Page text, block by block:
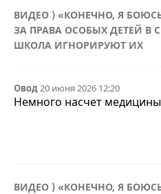
ВИДЕО ⟩ «КОНЕЧНО, Я
ЗА ПРАВА ОСОБЫХ ДЕТЕЙ В
ШКОЛА ИГНОРИРУЮТ ИХ
Овод20 июня 2026 12:20
Немного насчет
ВИДЕО ⟩ «КОНЕЧНО, Я